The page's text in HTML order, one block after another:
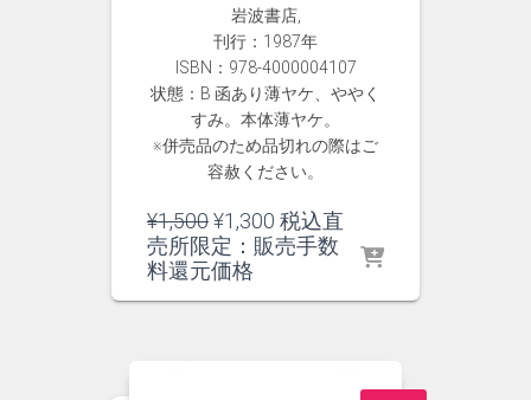
岩波書店,
刊行：1987年
ISBN：978-4000004107
状態：B 函あり薄ヤケ、ややく
すみ。本体薄ヤケ。
※併売品のため品切れの際はご
容赦ください。
¥1,500元
の
価
¥1,300 現
在
税込直
売所限定：販売手数
料還元価格